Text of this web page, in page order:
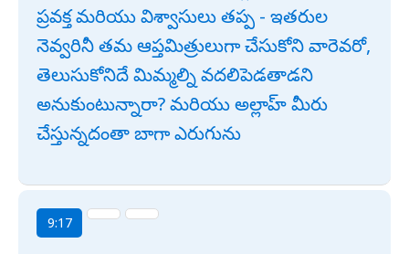
ప్రవక్త మరియు విశ్వాసులు తప్ప - ఇతరుల
నెవ్వరినీ తమ ఆప్తమిత్రులుగా చేసుకోని వారెవరో,
తెలుసుకోనిదే మిమ్మల్ని వదలిపెడతాడని
అనుకుంటున్నారా? మరియు అల్లాహ్ మీరు
చేస్తున్నదంతా బాగా ఎరుగును
9:17